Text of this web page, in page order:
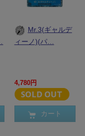
Mr.3(ギャルデ
ィーノ)(パ…
4,780円
カート